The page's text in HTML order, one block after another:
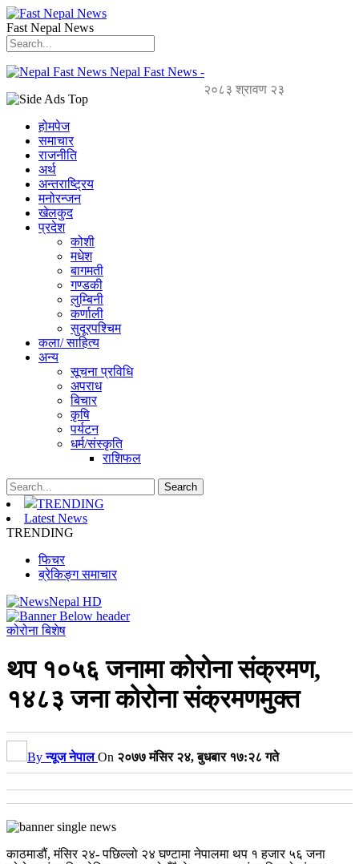
Fast Nepal News
Nepal Fast News -
२०८३ श्रावण २३
होमपेज
समाचार
राजनीति
अर्थ
अन्तराष्ट्रिय
मनोरन्जन
खेलकुद
प्रदेश
कोशी
मधेश
बागमती
गण्डकी
लुम्बिनी
कर्णाली
सुदूरपश्चिम
कला/ साहित्य
अन्य
सूचना प्रविधि
अपराध
बिचार
कृषि
पर्यटन
धर्म/संस्कृति
राशिफल
TRENDING
Latest News
TRENDING
फिचर
ब्रेकिङ्ग समाचार
कोरोना बिशेष
थप १०५६ जनामा कोरोना संक्रमण,
१४८३ जना कोरोना संक्रमणमुक्त
Byन्यूज नेपाल On २०७७ मंसिर २४, बुधबार १७:२८ गते
काठमाडौं, मंसिर २४- पछिल्लो २४ घण्टामा नेपालमा थप १ हजार ५६ जना